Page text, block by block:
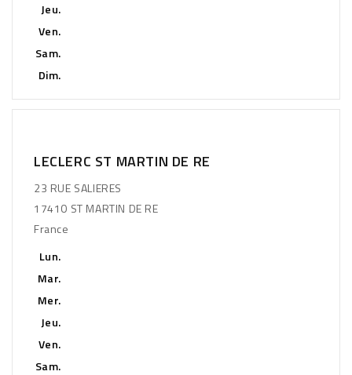
Jeu.
Ven.
Sam.
Dim.
LECLERC ST MARTIN DE RE
23 RUE SALIERES
17410 ST MARTIN DE RE
France
Lun.
Mar.
Mer.
Jeu.
Ven.
Sam.